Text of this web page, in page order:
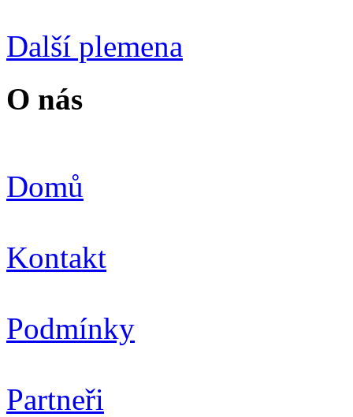
Další plemena
O nás
Domů
Kontakt
Podmínky
Partneři